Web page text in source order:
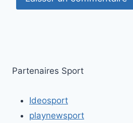
Partenaires Sport
Ideosport
playnewsport